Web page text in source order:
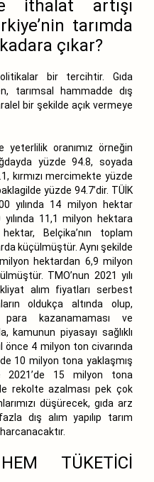
ithalat artışı
tarımda
çıkar?
bir tercihtir. Gıda
tarımsal hammadde dış
bir şekilde açık vermeye
yeterlilik oranımız örneğin
yüzde 94.8, soyada
kırmızı mercimekte yüzde
yüzde 94.7’dir. TÜİK
yılında 14 milyon hektar
11,1 milyon hektara
Belçika’nın toplam
küçülmüştür. Aynı şekilde
hektardan 6,9 milyon
TMO’nun 2021 yılı
alım fiyatları serbest
oldukça altında olup,
kazanamaması ve
kamunun piyasayı sağlıklı
önce 4 milyon ton civarında
10 milyon tona yaklaşmış
2021’de 15 milyon tona
rekolte azalması pek çok
düşürecek, gıda arz
dış alım yapılıp tarım
TÜKETİCİ